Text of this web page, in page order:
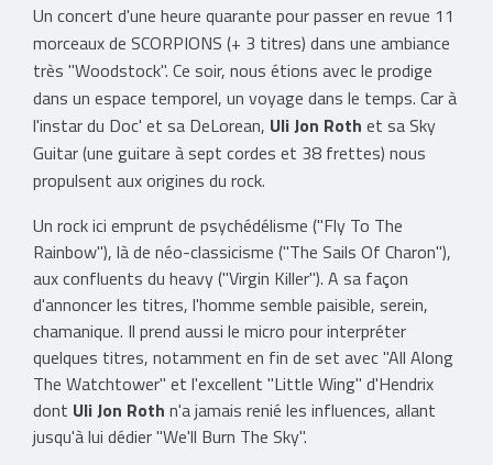
Un concert d'une heure quarante pour passer en revue 11
morceaux de SCORPIONS (+ 3 titres) dans une ambiance
très "Woodstock". Ce soir, nous étions avec le prodige
dans un espace temporel, un voyage dans le temps. Car à
l'instar du Doc' et sa DeLorean, Uli Jon Roth et sa Sky
Guitar (une guitare à sept cordes et 38 frettes) nous
propulsent aux origines du rock.
Un rock ici emprunt de psychédélisme ("Fly To The
Rainbow"), là de néo-classicisme ("The Sails Of Charon"),
aux confluents du heavy ("Virgin Killer"). A sa façon
d'annoncer les titres, l'homme semble paisible, serein,
chamanique. Il prend aussi le micro pour interpréter
quelques titres, notamment en fin de set avec "All Along
The Watchtower" et l'excellent "Little Wing" d'Hendrix
dont Uli Jon Roth n'a jamais renié les influences, allant
jusqu'à lui dédier "We'll Burn The Sky".